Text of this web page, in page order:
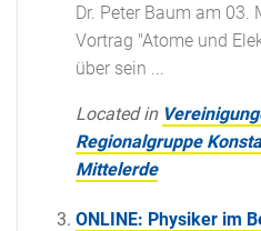
Dr. Peter Baum am 03.
Vortrag "Atome und
über sein ...
Located in
Regionalgruppe
Mittelerde
ONLINE: Physiker im